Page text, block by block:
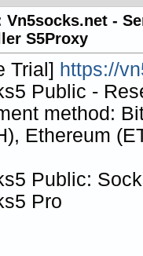
Vn5socks.net -
S5Proxy
Trial] https://
Public -
method:
Ethereum
Public:
Pro